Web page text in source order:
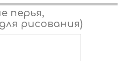
перья,
рисования)